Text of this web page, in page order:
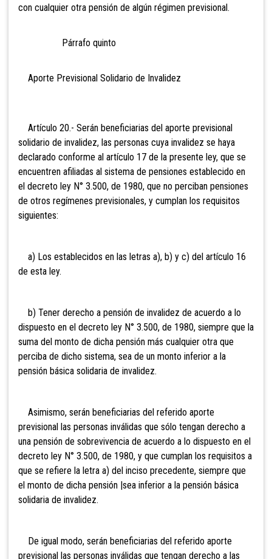
con cualquier otra pensión de algún régimen previsional.
Párrafo quinto
Aporte Previsional Solidario de Invalidez
Artículo 20.- Serán beneficiarias del aporte previsional
solidario de invalidez, las personas cuya invalidez se haya
declarado conforme al artículo 17 de la presente ley, que se
encuentren afiliadas al sistema de pensiones establecido en
el decreto ley N° 3.500, de 1980, que no perciban pensiones
de otros regímenes previsionales, y cumplan los requisitos
siguientes:
a) Los establecidos en las letras a), b) y c) del artículo 16
de esta ley.
b) Tener derecho a pensión de invalidez de acuerdo a lo
dispuesto en el decreto ley N° 3.500, de 1980, siempre que la
suma del monto de dicha pensión más cualquier otra que
perciba de dicho sistema, sea de un monto inferior a la
pensión básica solidaria de invalidez.
Asimismo, serán beneficiarias del referido aporte
previsional las personas inválidas que sólo tengan derecho a
una pensión de sobrevivencia de acuerdo a lo dispuesto en el
decreto ley N° 3.500, de 1980, y que cumplan los requisitos a
que se refiere la letra a) del inciso precedente, siempre que
el monto de dicha pensión |sea inferior a la pensión básica
solidaria de invalidez.
De igual modo, serán beneficiarias del referido aporte
previsional las personas inválidas que tengan derecho a las